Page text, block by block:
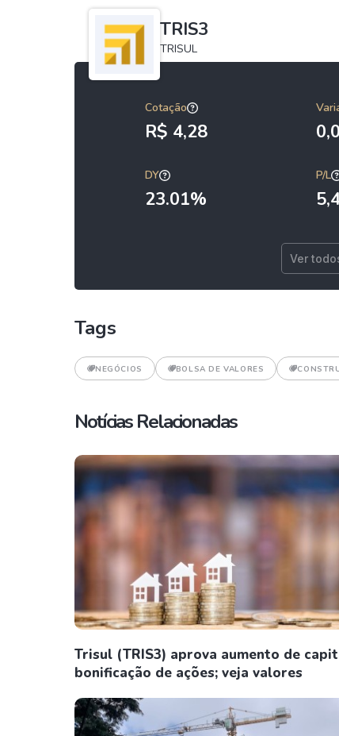
TRIS3
TRISUL
Cotação
R$ 4,28
DY
23.01%
P/L
Ver
Tags
NEGÓCIOS BOLSA DE VALORES
Notícias Relacionadas
Trisul (TRIS3) aprova aumento de
bonificação de ações; veja valores